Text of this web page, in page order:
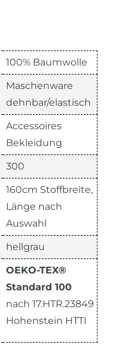
100% Baumwolle
Maschenware
dehnbar/elastisch
Accessoires
Bekleidung
300
160cm Stoffbreite,
Länge nach
Auswahl
hellgrau
OEKO-TEX®
Standard 100
nach 17.HTR.23849
Hohenstein HTTI